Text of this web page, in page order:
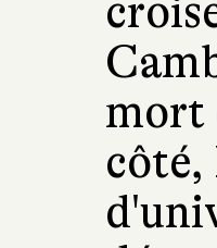
mort
côté,